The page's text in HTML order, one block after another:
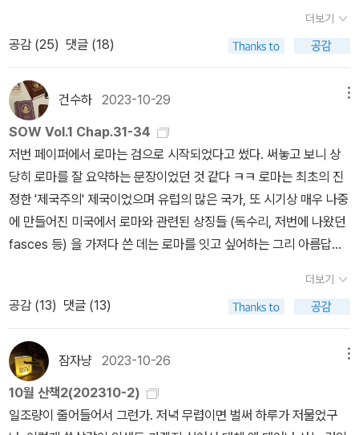
즘의 정치적 지평에서 중요한 한 자리를 점유하고 있음을 강조한다.
3장 불행한 퀴어 󰡔고독의 우물󰡕이나 󰡔루비프루트 정글󰡕, 󰡔캐롤󰡕
는지 분석하고 “난 그저 네가 행복하길 바랄 뿐이란다”라는 진술이
타자에게 자유를 주는 듯하면서도 어떻게 행복의 원인으로 이미 합의
돼 있는 것을 향해 가도록 지시하는지 이야기한다. 󰡔고독의 우물󰡕에
관한 기존의 해석을 뒤집는 아메드의 독해는 이 책의 백미로 아메드
는 “사랑의 실패”로 해석되었던 이 책의 결말을 반대로 해석해 낸다.
또 이 책의 불행한 결말을 좀 더 최근의 영화 <길 잃은 천사들>과 함
께 읽으며 시대를 달리하는 두 텍스트에서 타인의 행복을 위한 퀴어
주인공의 선택이 왜 여전히 불행을 야기하는 것인지 묻는다. 4장 우
복 논리가 현대 영국의 다문화주의에서도 지속되고 있음을 폭로하면
서 제국의 역사를 행복하게 기억하지 않는 주체, 인종차별의 기억을
잊지 못하는 이주자는 우울증자로 해석되며 불행한 주체가 되는 메커
니즘을 <베컴처럼 휘어 차기>와 <동양은 동양>의 이민 1세대 아버
지에 대한 비교를 통해 분석한다. 또 이민 2세대 딸들이 쓴 소설과 자
서전을 바탕으로 ‘동화’의 양가성을 탐색한다. 5장 행복한 미래 혁명
가와 혁명의식을 정서 이론의 관점에서 해석해 본다. 정서 이방인으
재’에서 읽었는데, 밀리에서 읽기를 잘했다는 생각이 들었다. 온통 밑
을 듯. 밀리는 복사해서 옮겨두면 좋아요... 어떻게 인간을 측정하는
가? 존경심으로? 아니면 헌정하는 마음으로? 아니면 절대적 정확성
으로? 숫자에 대한 무조건적 충성심으로? 숫자를 모독하는 자에게
고통이 있으리니, 그는 객관성을 어긴 것이다. 그런데 이 측정을 통해
알게 되는 건 무엇인가? 이 수치들은 무엇을 밝히는가? 인종의 영혼
을? 인간의 거죽이 인간의 영혼과 연결돼 있다고, 아니, 아니다, 단순
히 연결된 정도가 아니라 아예 거죽이 그 인간의 영혼을 직접 지시하
는 것이다. 이 테제를 요약하면, 우리는 피부와 눈의 형태와 입술의 두
께 및 너비와 콧구멍의 형태로부터 영혼의 사본을 보는 것이다. 귀스
고 있는데 이는 정확히 그의 해부학적 지형과 똑같이 확정되어 있다.
-<어느 아이 이야기>, 지은이 | 김안나 - 밀리의 서재 존 밴빌, <오래
된 빛>내겐 2025년 ‘올해의 문학’이다. 인간이 소설을 왜 읽는가 생
각해 보면 ‘이야기’때문일 수도 있지만 반드시 ‘이야기’ 때문만은 아니
라는 것을 일깨워주는 책이랄까. 나는 특히 더 그런 사람이란 걸 깨달
았다. 스토리만이 중요하다면 장르소설을 읽겠지...만 나는 장르소설
에서는 재미를 못 느낀다(오히려 지루해 죽을 것 같음). 왜냐면 결국
자기계발서 별로 안 좋아하지만 좋았던 책. 이 책도 많이 필사하며 읽
었다. 읽고 나서 휴대폰도 멀리하겠지만 나에게 중요한 걸 먼저 하고
여러가지를 다 하려고 하다가 느끼는 압박감을 줄여보겠다는 생각을
했다. 그 결과 잠도 많이 자고 마음은 상당히 편한데, 그동안 하던 여
러 가지를 많이 놓아버리게 되었다 ^^;;에세이 비비언 고닉을 이긴 <
페이드 포>. 성매매에 대해 '필요악일까?' 라고 생각했는데 '그냥 악'
이라고 생각하게 되었다. 내용만이 아니라 글도 좋았다. 이렇게 글 잘
쓰는 사람이 써야 사람들이 더 보고 생각하고 하지... 한국 사회 현실
'미괴오똑'은 다시 살펴봐도 기억에 남는 책.장르를 뭐라 해야할지..
사회 라고 해야할 것 같긴 한데, 과학이라고 할 수도 있을 것 같다.저
자가 과학 철학을 전공해서 그런 느낌이 드는 걸지도... <우리는 당신
들이 불태우지 못한 마녀의 후손들이다>의 역자후기에서 알게 되어
읽은 <증언혐오>. 고 장자연의 자살을 둘러싼 일들에 대해 윤지오가
대해 자세히 기술한 책이다. 예전에는 언론에 나오는 기사들이 진실
을 다룬다고 생각했지만, 요즘은 별로 그렇지 않고 예전에도 그게 온
전한 진실은 아니었던 것 같다. 그러나 언론을 멀리할 수도 없으니..
언론의 탈진실이 어떤 방식으로 행해지는지를 알 수 있어 매우 유익
더보기
공감 (25) 댓글 (18)
건수하 2023-10-29
SOW Vol.1 Chap.31-34
저번 페이퍼에서 로마는 검으로 시작되었다고 썼다. 써놓고 보니 상
당히 로마를 잘 요약하는 문장이었던 것 같다 ㅋㅋ 로마는 최초의 진
정한 '제국주의' 제국이었으며 유럽의 많은 국가, 또 시기상 매우 나중
에 만들어진 미국에서 로마와 관련된 상징들 (독수리, 저번에 나왔던
fasces 등) 을 가져다 쓴 데는 로마를 잇고 싶어하는 그리 아름답지
읽다가 그게 연결이 되면 반가운데 조금 지나면 이걸 어디서 읽었는
지 기억이 잘 안나서 당황할 때가 많다. 기억날 때 적어 둬야지. <갈
대 속의 영원> 참 좋은 책인데, 빨리 읽어버리기가 아깝고 또 생각할
게 많아서 빨리 읽어지지도 않는 책이다. '책에 관한 책' 이라고만 하
기에는 역사적 사실에 대한 저자의 가치관이 많이 들어가 있는 책이
라 그 가치관과 본인의 가치관이 비슷하다면 더 반갑게 읽을 책이고
그렇지 않다면 거부감을 느낄 수도 있을 것 같다. 다행히 나와는 가치
더보기
공감 (13) 댓글 (13)
잠자냥 2023-10-26
10월 산책2(202310-2)
일조량이 줄어들어서 그런가. 저녁 무렵이면 벌써 하루가 저물었구